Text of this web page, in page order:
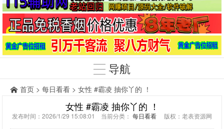
导航
首页 > 每日看看 > 女性 #霸凌 抽你丫的 ！
女性 #霸凌 抽你丫的 ！
发布时间：2026/1/29 15:08:01 当前分类： 每日看看 版权：老表资源网